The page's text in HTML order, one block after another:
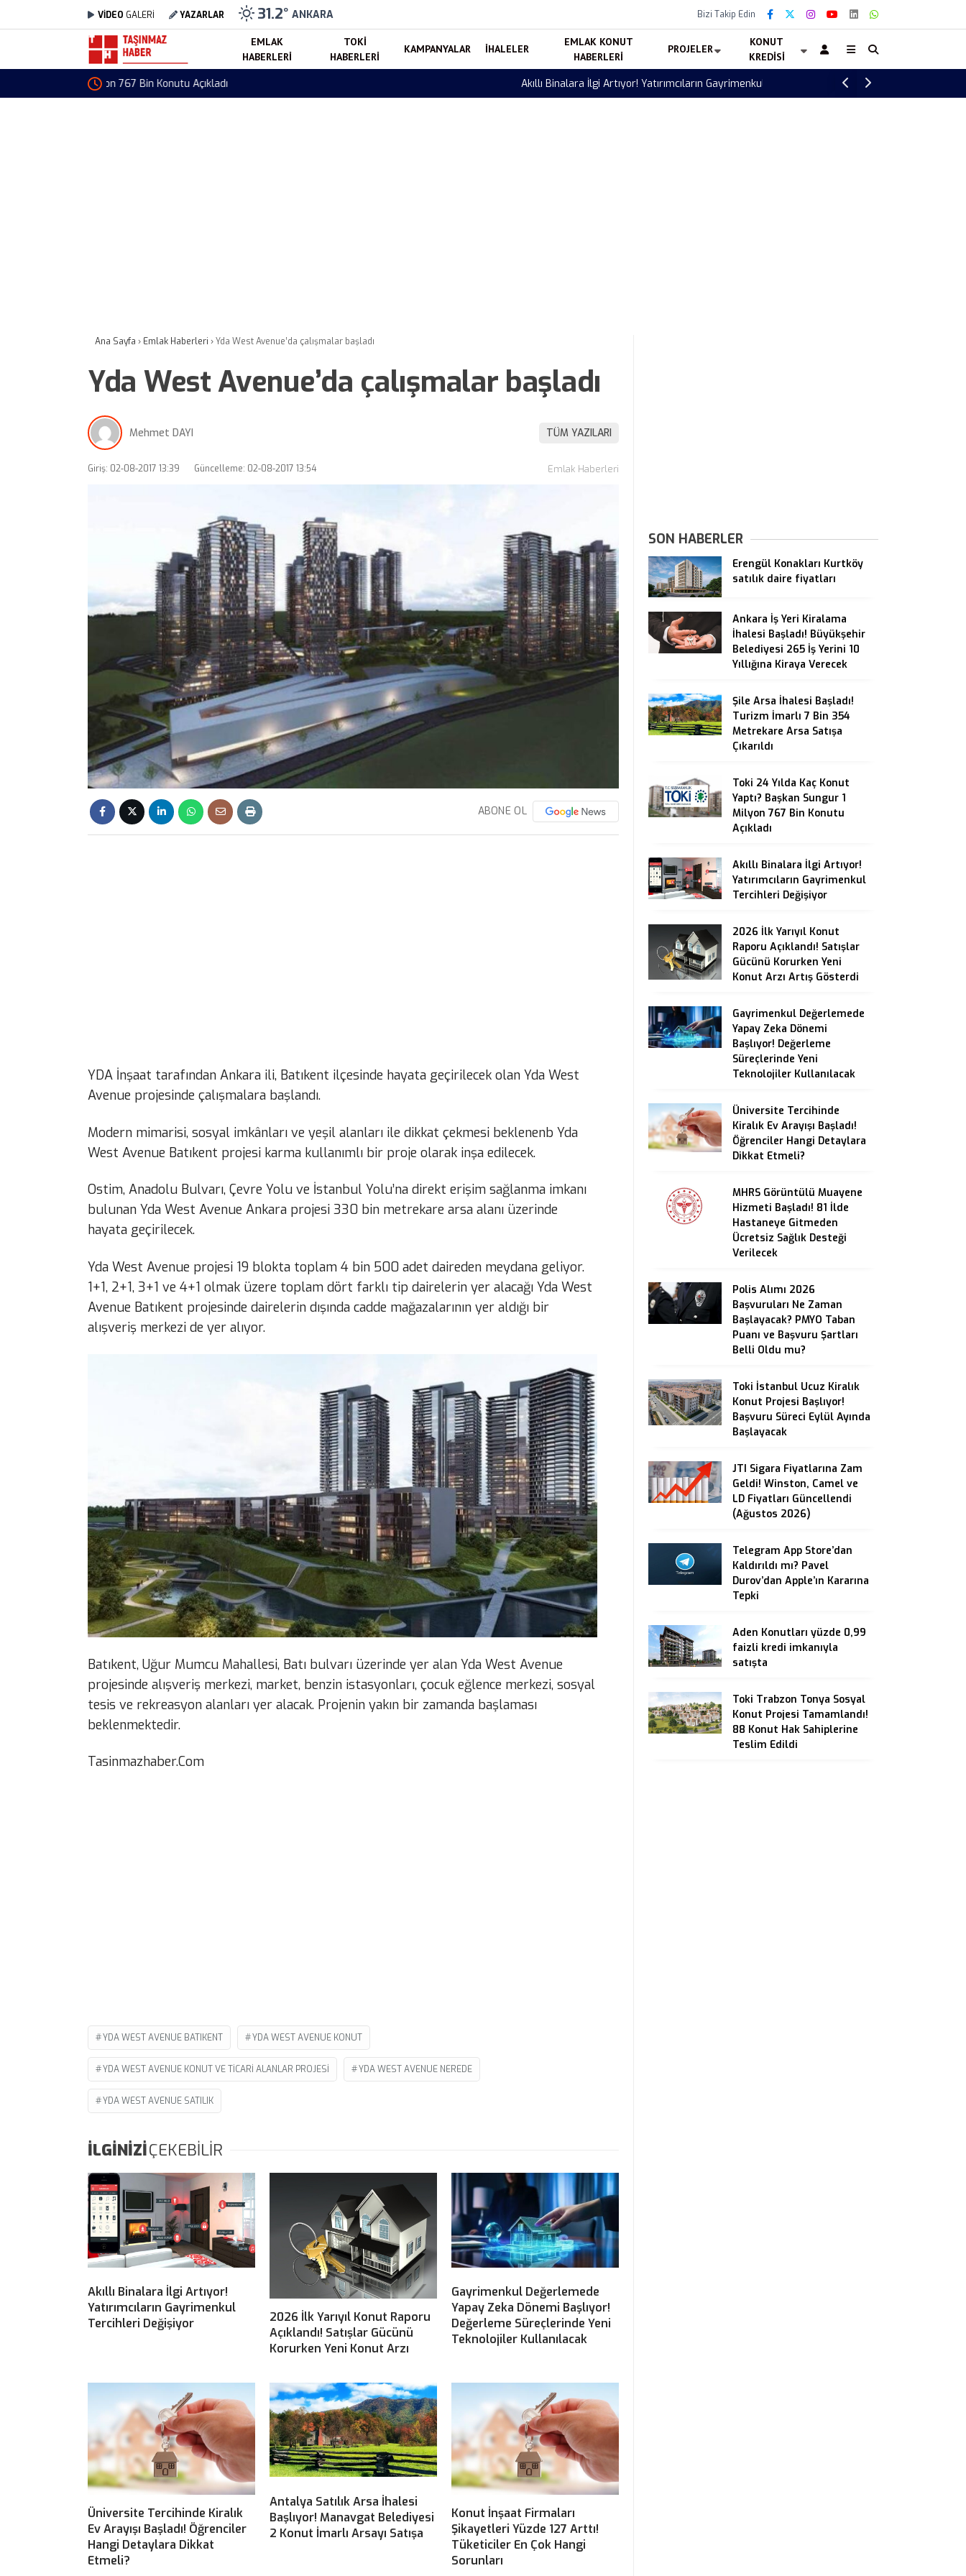
VİDEO GALERİ YAZARLAR 31.2° ANKARA Bizi Takip Edin
EMLAK
HABERLERI
TOKI
HABERLERI
KAMPANYALAR İHALELER
EMLAK KONUT
HABERLERI
PROJELER
KONUT
KREDISI
Akıllı Binalara İlgi Artıyor! Yatırımcıların Gayrimenkul Tercihleri Değişiyor 2026 İlk Yarıyıl Konut Raporu Açıklandı!
Ana Sayfa › Emlak Haberleri ›Yda West Avenue’da çalışmalar başladı
Yda West Avenue’da çalışmalar başladı
Mehmet DAYI TÜM YAZILARI
Giriş: 02-08-2017 13:39 Güncelleme: 02-08-2017 13:54 Emlak Haberleri
ABONE OL
YDA İnşaat tarafından Ankara ili, Batıkent ilçesinde hayata geçirilecek olan Yda West
Avenue projesinde çalışmalara başlandı.
Modern mimarisi, sosyal imkânları ve yeşil alanları ile dikkat çekmesi beklenenb Yda
West Avenue Batıkent projesi karma kullanımlı bir proje olarak inşa edilecek.
Ostim, Anadolu Bulvarı, Çevre Yolu ve İstanbul Yolu’na direkt erişim sağlanma imkanı
bulunan Yda West Avenue Ankara projesi 330 bin metrekare arsa alanı üzerinde
hayata geçirilecek.
Yda West Avenue projesi 19 blokta toplam 4 bin 500 adet daireden meydana geliyor.
1+1, 2+1, 3+1 ve 4+1 olmak üzere toplam dört farklı tip dairelerin yer alacağı Yda West
Avenue Batıkent projesinde dairelerin dışında cadde mağazalarının yer aldığı bir
alışveriş merkezi de yer alıyor.
Batıkent, Uğur Mumcu Mahallesi, Batı bulvarı üzerinde yer alan Yda West Avenue
projesinde alışveriş merkezi, market, benzin istasyonları, çocuk eğlence merkezi, sosyal
tesis ve rekreasyon alanları yer alacak. Projenin yakın bir zamanda başlaması
beklenmektedir.
Tasinmazhaber.Com
YDA WEST AVENUE BATIKENT YDA WEST AVENUE KONUT
YDA WEST AVENUE KONUT VE TICARI ALANLAR PROJESI YDA WEST AVENUE NEREDE
YDA WEST AVENUE SATILIK
İLGİNİZİÇEKEBİLİR
Akıllı Binalara İlgi Artıyor!
Yatırımcıların Gayrimenkul
Tercihleri Değişiyor
2026 İlk Yarıyıl Konut Raporu
Açıklandı! Satışlar Gücünü
Korurken Yeni Konut Arzı
Gayrimenkul Değerlemede
Yapay Zeka Dönemi Başlıyor!
Değerleme Süreçlerinde Yeni
Teknolojiler Kullanılacak
Üniversite Tercihinde Kiralık
Ev Arayışı Başladı! Öğrenciler
Hangi Detaylara Dikkat
Etmeli?
Antalya Satılık Arsa İhalesi
Başlıyor! Manavgat Belediyesi
2 Konut İmarlı Arsayı Satışa
Konut İnşaat Firmaları
Şikayetleri Yüzde 127 Arttı!
Tüketiciler En Çok Hangi
Sorunları
SON HABERLER
Erengül Konakları Kurtköy
satılık daire fiyatları
Ankara İş Yeri Kiralama
İhalesi Başladı! Büyükşehir
Belediyesi 265 İş Yerini 10
Yıllığına Kiraya Verecek
Şile Arsa İhalesi Başladı!
Turizm İmarlı 7 Bin 354
Metrekare Arsa Satışa
Çıkarıldı
Toki 24 Yılda Kaç Konut
Yaptı? Başkan Sungur 1
Milyon 767 Bin Konutu
Açıkladı
Akıllı Binalara İlgi Artıyor!
Yatırımcıların Gayrimenkul
Tercihleri Değişiyor
2026 İlk Yarıyıl Konut
Raporu Açıklandı! Satışlar
Gücünü Korurken Yeni
Konut Arzı Artış Gösterdi
Gayrimenkul Değerlemede
Yapay Zeka Dönemi
Başlıyor! Değerleme
Süreçlerinde Yeni
Teknolojiler Kullanılacak
Üniversite Tercihinde
Kiralık Ev Arayışı Başladı!
Öğrenciler Hangi Detaylara
Dikkat Etmeli?
MHRS Görüntülü Muayene
Hizmeti Başladı! 81 İlde
Hastaneye Gitmeden
Ücretsiz Sağlık Desteği
Verilecek
Polis Alımı 2026
Başvuruları Ne Zaman
Başlayacak? PMYO Taban
Puanı ve Başvuru Şartları
Belli Oldu mu?
Toki İstanbul Ucuz Kiralık
Konut Projesi Başlıyor!
Başvuru Süreci Eylül Ayında
Başlayacak
JTI Sigara Fiyatlarına Zam
Geldi! Winston, Camel ve
LD Fiyatları Güncellendi
(Ağustos 2026)
Telegram App Store’dan
Kaldırıldı mı? Pavel
Durov’dan Apple’ın Kararına
Tepki
Aden Konutları yüzde 0,99
faizli kredi imkanıyla
satışta
Toki Trabzon Tonya Sosyal
Konut Projesi Tamamlandı!
88 Konut Hak Sahiplerine
Teslim Edildi